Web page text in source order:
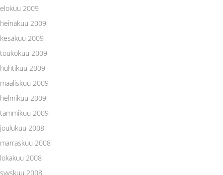
elokuu 2009
heinäkuu 2009
kesäkuu 2009
toukokuu 2009
huhtikuu 2009
maaliskuu 2009
helmikuu 2009
tammikuu 2009
joulukuu 2008
marraskuu 2008
lokakuu 2008
syyskuu 2008